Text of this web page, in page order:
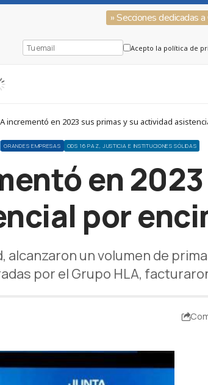
» Secciones dedicadas
Acepto la política de
incrementó en 2023 sus primas y su actividad
GRANDES EMPRESAS ODS 16 PAZ, JUSTICIA E INSTITUCIONES SÓLIDAS
en
por
alcanzaron un volumen de
por el Grupo HLA,